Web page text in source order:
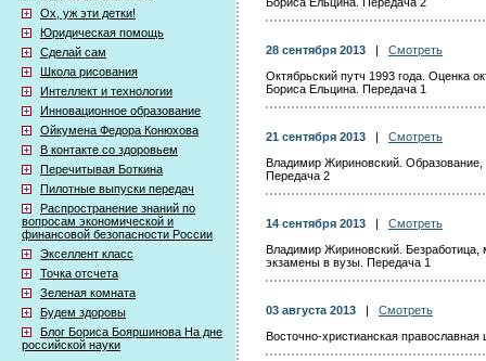
Ох, уж эти детки!
Юридическая помощь
Сделай сам
Школа рисования
Интеллект и технологии
Инновационное образование
Ойкумена Федора Конюхова
В контакте со здоровьем
Перечитывая Боткина
Пилотные выпуски передач
Распространение знаний по
вопросам экономической и
финансовой безопасности России
Экселлент класс
Точка отсчета
Зеленая комната
Будем здоровы
Блог Бориса Бояршинова На дне
российской науки
28 сентября 2013
Смотреть
Октябрьский путч 1993 года. Оценка
Бориса Ельцина. Передача 1
21 сентября 2013
Смотреть
Владимир Жириновский. Образование,
Передача 2
14 сентября 2013
Смотреть
Владимир Жириновский.
экзамены в вузы. Передача 1
03 августа 2013
Смотреть
Восточно-христианская